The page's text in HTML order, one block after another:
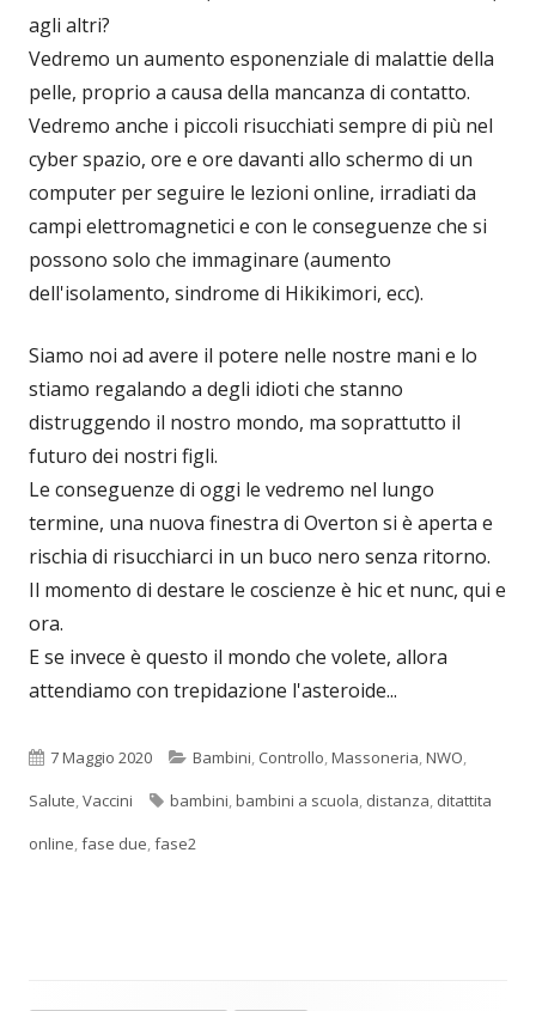
agli altri?
Vedremo un aumento esponenziale di malattie della
pelle, proprio a causa della mancanza di contatto.
Vedremo anche i piccoli risucchiati sempre di più nel
cyber spazio, ore e ore davanti allo schermo di un
computer per seguire le lezioni online, irradiati da
campi elettromagnetici e con le conseguenze che si
possono solo che immaginare (aumento
dell'isolamento, sindrome di Hikikimori, ecc).
Siamo noi ad avere il potere nelle nostre mani e lo
stiamo regalando a degli idioti che stanno
distruggendo il nostro mondo, ma soprattutto il
futuro dei nostri figli.
Le conseguenze di oggi le vedremo nel lungo
termine, una nuova finestra di Overton si è aperta e
rischia di risucchiarci in un buco nero senza ritorno.
Il momento di destare le coscienze è hic et nunc, qui e
ora.
E se invece è questo il mondo che volete, allora
attendiamo con trepidazione l'asteroide...
Pubblicato
7 Maggio 2020 Categorie
Bambini, Controllo,Massoneria,NWO,
Salute,Vaccini Tag
bambini,bambini a scuola, distanza, ditattita
online,fase due,fase2